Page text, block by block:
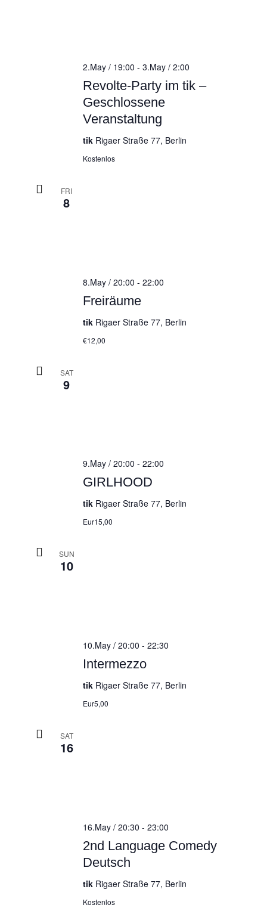
Revolte-Party im tik –
Geschlossene
Veranstaltung
2.May / 19:00 - 3.May / 2:00
tik Rigaer Straße 77, Berlin
Kostenlos
FRI
8
Freiräume
8.May / 20:00 - 22:00
tik Rigaer Straße 77, Berlin
€12,00
SAT
9
GIRLHOOD
9.May / 20:00 - 22:00
tik Rigaer Straße 77, Berlin
Eur15,00
SUN
10
Intermezzo
10.May / 20:00 - 22:30
tik Rigaer Straße 77, Berlin
Eur5,00
SAT
16
2nd Language Comedy
Deutsch
16.May / 20:30 - 23:00
tik Rigaer Straße 77, Berlin
Kostenlos